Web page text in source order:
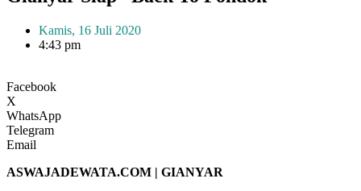
Kamis, 16 Juli 2020
4:43 pm
Facebook
X
WhatsApp
Telegram
Email
ASWAJADEWATA.COM | GIANYAR